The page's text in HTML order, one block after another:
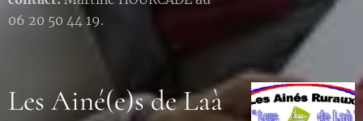
06 20 50 44 19.
Les Ainé(e)s de Laà